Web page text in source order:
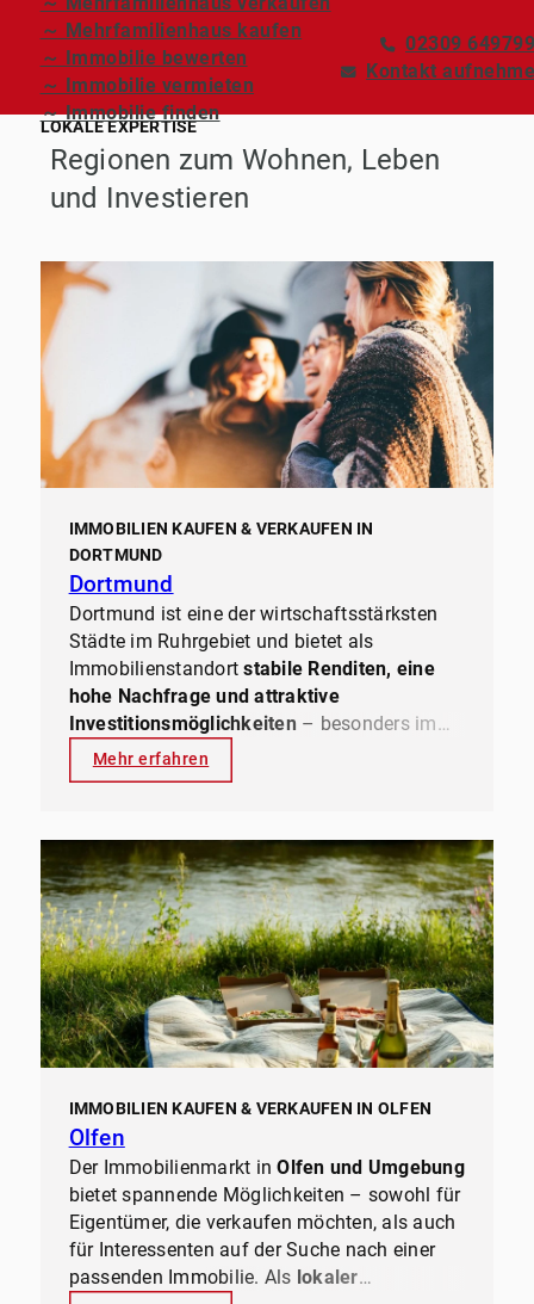
～ Mehrfamilienhaus kaufen
～ Immobilie bewerten
～ Immobilie vermieten
～ Immobilie finden
02309
Kontakt
LOKALE EXPERTISE
Regionen zum Wohnen, Leben
und Investieren
IMMOBILIEN KAUFEN & VERKAUFEN IN
DORTMUND
Dortmund
Dortmund ist eine der wirtschaftsstärksten
Städte im Ruhrgebiet und bietet als
Immobilienstandortstabile Renditen, eine
hohe Nachfrage und attraktive
Investitionsmöglichkeiten – besonders im
Bereich Mehrfamilienhäuser
Kombination ausgroßer Mieternachfrage,
macht die Stadt für Investoren und
Eigentümer gleichermaßen interessant. Als
Spezialisten für Mehrfamilienhäuserin
Dortmund und Umgebung begleiten wir
Eigentümer und Investoren beimVerkauf,
Kauf und der professionellen Verwaltung
ihrer Immobilien. Mit unserer Erfahrung und
unserem Netzwerk sorgen wir für einen
– ganz ohne Stress .
Mehr erfahren
IMMOBILIEN KAUFEN & VERKAUFEN IN OLFEN
Olfen
Der Immobilienmarkt inOlfen und Umgebung
bietet spannende Möglichkeiten – sowohl für
Eigentümer, die verkaufen möchten, als auch
für Interessenten auf der Suche nach einer
passenden Immobilie. Als lokaler